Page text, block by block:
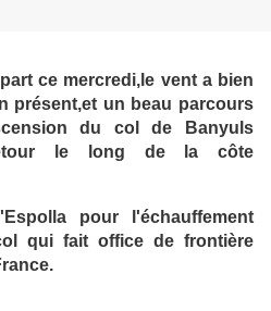
ce mercredi,le vent a bien
présent,et un beau parcours
du col de Banyuls
le long de la côte
pour l'échauffement
qui fait office de frontière